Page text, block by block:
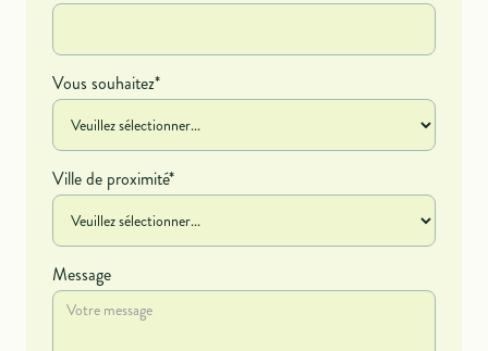
Vous souhaitez*
Ville de proximité*
Message